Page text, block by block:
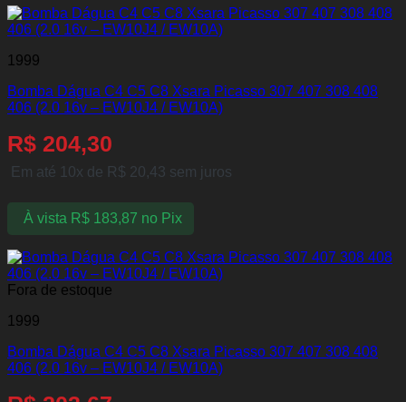
1999
Bomba Dágua C4 C5 C8 Xsara Picasso 307 407 308 408
406 (2.0 16v – EW10J4 / EW10A)
R$ 204,30
Em até 10x de R$ 20,43 sem juros
À vista R$183,87 no Pix
Fora de estoque
1999
Bomba Dágua C4 C5 C8 Xsara Picasso 307 407 308 408
406 (2.0 16v – EW10J4 / EW10A)